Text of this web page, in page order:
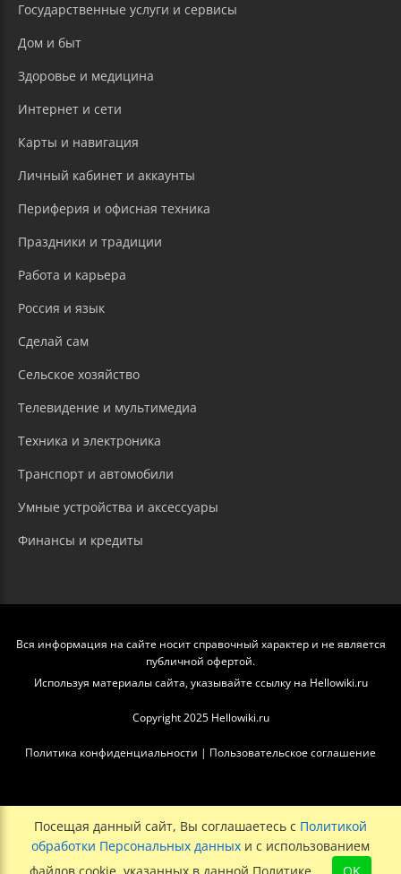
Государственные услуги и сервисы
Дом и быт
Здоровье и медицина
Интернет и сети
Карты и навигация
Личный кабинет и аккаунты
Периферия и офисная техника
Праздники и традиции
Работа и карьера
Россия и язык
Сделай сам
Сельское хозяйство
Телевидение и мультимедиа
Техника и электроника
Транспорт и автомобили
Умные устройства и аксессуары
Финансы и кредиты
Вся информация на сайте носит справочный характер и не является
публичной офертой.
Используя материалы сайта, указывайте ссылку на Hellowiki.ru
Copyright 2025 Hellowiki.ru
Политика конфиденциальности | Пользовательское соглашение
Посещая данный сайт, Вы соглашаетесь с Политикой
обработки Персональных данных и с использованием